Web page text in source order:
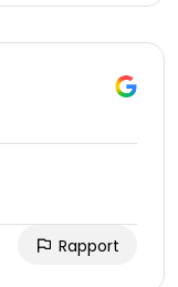
Rapport